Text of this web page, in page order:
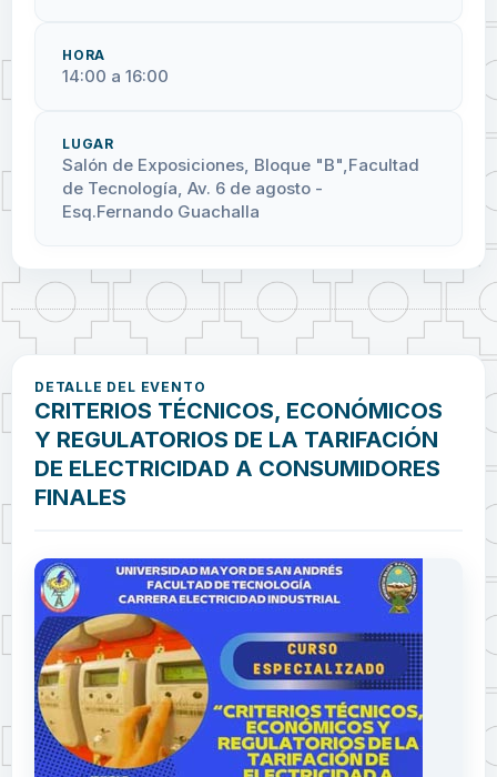
HORA
14:00 a 16:00
LUGAR
Salón de Exposiciones, Bloque "B",Facultad
de Tecnología, Av. 6 de agosto -
Esq.Fernando Guachalla
DETALLE DEL EVENTO
CRITERIOS TÉCNICOS, ECONÓMICOS
Y REGULATORIOS DE LA TARIFACIÓN
DE ELECTRICIDAD A CONSUMIDORES
FINALES